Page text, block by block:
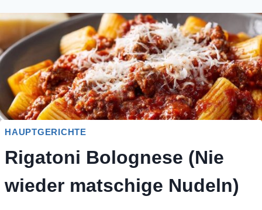
HAUPTGERICHTE
Rigatoni Bolognese (Nie
wieder matschige Nudeln)